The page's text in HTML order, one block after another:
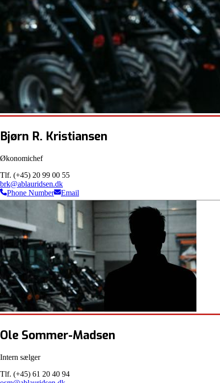
Bjørn R. Kristiansen
Økonomichef
Tlf. (+45) 20 99 00 55
brk@ablauridsen.dk
Phone Number
Email
Ole Sommer-Madsen
Intern sælger
Tlf. (+45) 61 20 40 94